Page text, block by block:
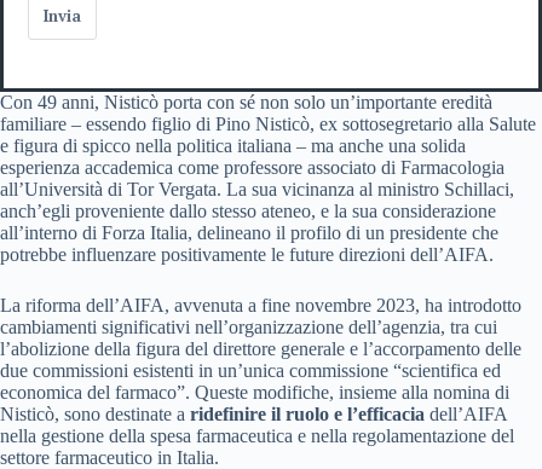
Invia
Con 49 anni, Nisticò porta con sé non solo un’importante eredità
familiare – essendo figlio di Pino Nisticò, ex sottosegretario alla Salute
e figura di spicco nella politica italiana – ma anche una solida
esperienza accademica come professore associato di Farmacologia
all’Università di Tor Vergata. La sua vicinanza al ministro Schillaci,
anch’egli proveniente dallo stesso ateneo, e la sua considerazione
all’interno di Forza Italia, delineano il profilo di un presidente che
potrebbe influenzare positivamente le future direzioni dell’AIFA.
La riforma dell’AIFA, avvenuta a fine novembre 2023, ha introdotto
cambiamenti significativi nell’organizzazione dell’agenzia, tra cui
l’abolizione della figura del direttore generale e l’accorpamento delle
due commissioni esistenti in un’unica commissione “scientifica ed
economica del farmaco”. Queste modifiche, insieme alla nomina di
Nisticò, sono destinate a ridefinire il ruolo e l’efficacia dell’AIFA
nella gestione della spesa farmaceutica e nella regolamentazione del
settore farmaceutico in Italia.